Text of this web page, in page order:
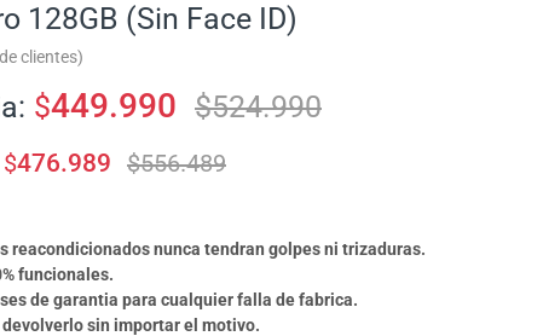
128GB (Sin Face ID)
clientes)
$449.990 $524.990
$476.989 $556.489
reacondicionados nunca tendran golpes ni trizaduras.
funcionales.
de garantia para cualquier falla de fabrica.
sin importar el motivo.